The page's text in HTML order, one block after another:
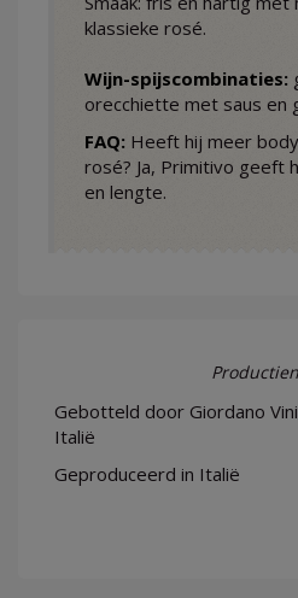
klassieke rosé.
Wijn-spijscombinaties:
orecchiette met saus en
FAQ: Heeft hij meer
rosé? Ja, Primitivo geeft
en lengte.
Gebotteld door Giordano
Italië
Geproduceerd in Italië